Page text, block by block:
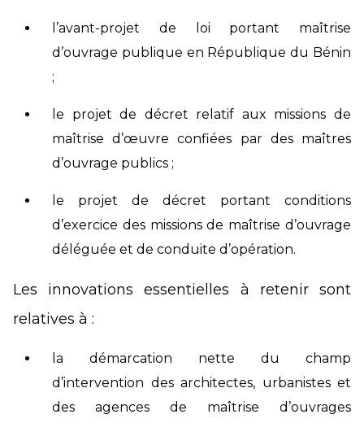
l’avant-projet de loi portant maîtrise
d’ouvrage publique en République du Bénin
;
le projet de décret relatif aux missions de
maîtrise d’œuvre confiées par des maîtres
d’ouvrage publics ;
le projet de décret portant conditions
d’exercice des missions de maîtrise d’ouvrage
déléguée et de conduite d’opération.
Les innovations essentielles à retenir sont
relatives à :
la démarcation nette du champ
d’intervention des architectes, urbanistes et
des agences de maîtrise d’ouvrages